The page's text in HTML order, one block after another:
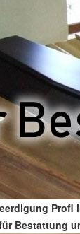
Bestattung